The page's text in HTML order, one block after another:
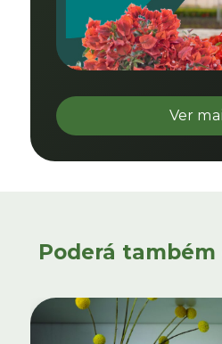
Ver
Poderá também